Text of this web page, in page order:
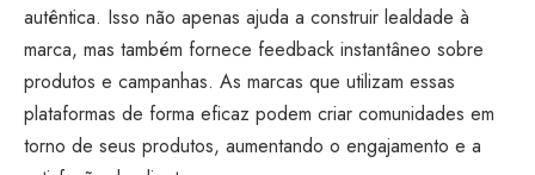
autêntica. Isso não apenas ajuda a construir lealdade à
marca, mas também fornece feedback instantâneo sobre
produtos e campanhas. As marcas que utilizam essas
plataformas de forma eficaz podem criar comunidades em
torno de seus produtos, aumentando o engajamento e a